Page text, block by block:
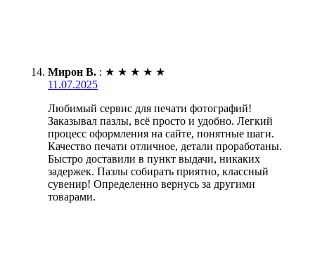
Мирон В. : ★ ★ ★ ★ ★
11.07.2025
Любимый сервис для печати фотографий!
Заказывал пазлы, всё просто и удобно. Легкий
процесс оформления на сайте, понятные шаги.
Качество печати отличное, детали проработаны.
Быстро доставили в пункт выдачи, никаких
задержек. Пазлы собирать приятно, классный
сувенир! Определенно вернусь за другими
товарами.